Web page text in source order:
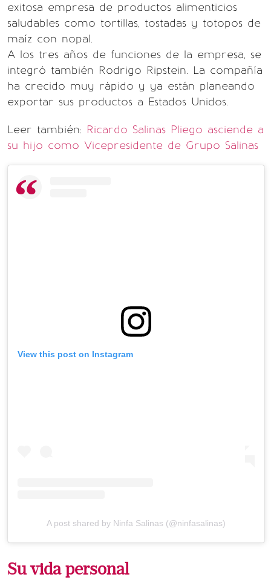
exitosa empresa de productos alimenticios
saludables como tortillas, tostadas y totopos de
maíz con nopal.
A los tres años de funciones de la empresa, se
integró también Rodrigo Ripstein. La compañía
ha crecido muy rápido y ya están planeando
exportar sus productos a Estados Unidos.
Leer también: Ricardo Salinas Pliego asciende a
su hijo como Vicepresidente de Grupo Salinas
View this post on Instagram
A post shared by Ninfa Salinas (@ninfasalinas)
Su vida personal